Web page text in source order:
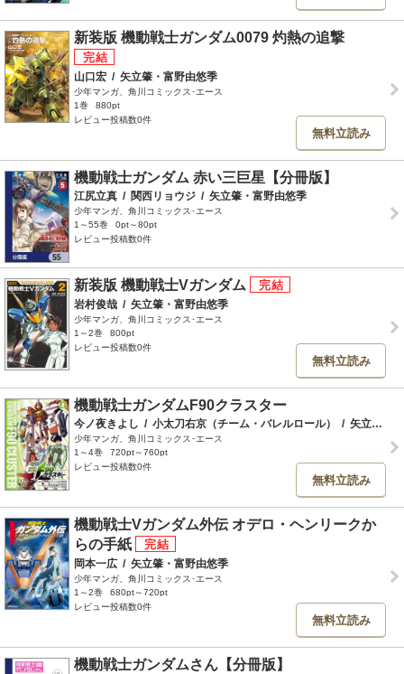
新装版 機動戦士ガンダム0079 灼熱の追撃
山口宏 / 矢立肇・富野由悠季
少年マンガ、角川コミックス･エース
1巻
880pt
レビュー投稿数0件
無料立読み
機動戦士ガンダム 赤い三巨星【分冊版】
江尻立真 / 関西リョウジ / 矢立肇・富野由悠季
少年マンガ、角川コミックス･エース
1～55巻
0pt～80pt
レビュー投稿数0件
新装版 機動戦士Vガンダム
岩村俊哉 / 矢立肇・富野由悠季
少年マンガ、角川コミックス･エース
1～2巻
800pt
レビュー投稿数0件
無料立読み
機動戦士ガンダムF90クラスター
今ノ夜きよし / 小太刀右京（チーム・バレルロール） / 矢立肇・富野由悠季
少年マンガ、角川コミックス･エース
1～4巻
720pt～760pt
レビュー投稿数0件
無料立読み
機動戦士Vガンダム外伝 オデロ・ヘンリークか
らの手紙
岡本一広 / 矢立肇・富野由悠季
少年マンガ、角川コミックス･エース
1～2巻
680pt～720pt
レビュー投稿数0件
無料立読み
機動戦士ガンダムさん【分冊版】